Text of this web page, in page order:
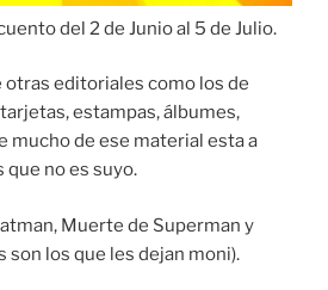
del 2 de Junio al 5 de Julio.
otras editoriales como los de
estampas, álbumes,
mucho de ese material esta a
que no es suyo.
Muerte de Superman y
son los que les dejan moni).